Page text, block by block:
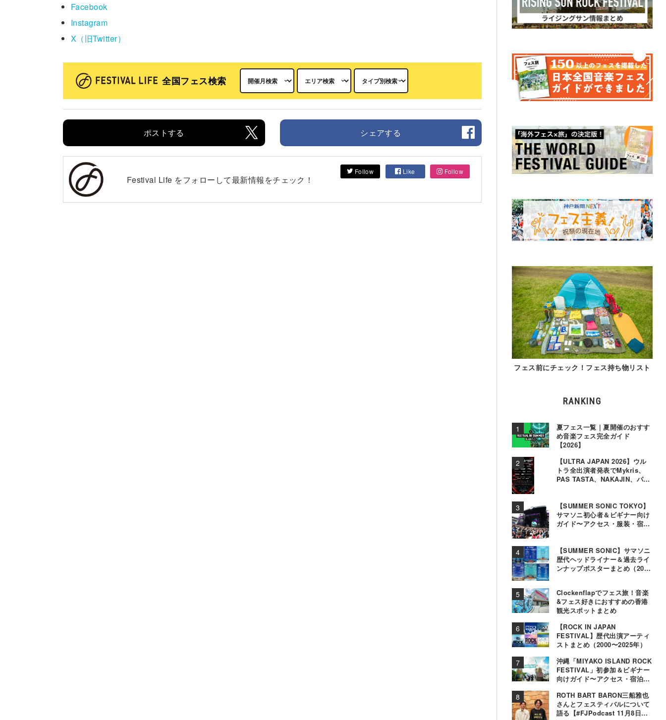
Facebook
Instagram
X（旧Twitter）
全国フェス検索
ポストする シェアする
Festival Life をフォローして最新情報をチェック！
Follow Like Follow
フェス前にチェック！フェス持ち物リスト
RANKING
夏フェス一覧｜夏開催のおすす
め音楽フェス完全ガイド
【2026】
【ULTRA JAPAN 2026】ウル
トラ全出演者発表でMykris、
PAS TASTA、NAKAJIN、パソ
【SUMMER SONIC TOKYO】
サマソニ初心者＆ビギナー向け
ガイド〜アクセス・服装・宿泊
【SUMMER SONIC】サマソニ
歴代ヘッドライナー＆過去ライ
ンナップポスターまとめ（2000
Clockenflapでフェス旅！音楽
&フェス好きにおすすめの香港
観光スポットまとめ
【ROCK IN JAPAN
FESTIVAL】歴代出演アーティ
ストまとめ（2000〜2025年）
沖縄「MIYAKO ISLAND ROCK
FESTIVAL」初参加＆ビギナー
向けガイド〜アクセス・宿泊・
ROTH BART BARON三船雅也
さんとフェスティバルについて
語る【#FJPodcast 11月8日配